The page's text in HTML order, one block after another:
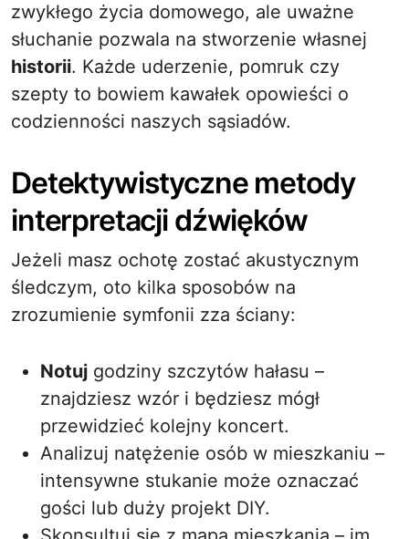
zwykłego życia domowego, ale uważne
słuchanie pozwala na stworzenie własnej
historii. Każde uderzenie, pomruk czy
szepty to bowiem kawałek opowieści o
codzienności naszych sąsiadów.
Detektywistyczne metody
interpretacji dźwięków
Jeżeli masz ochotę zostać akustycznym
śledczym, oto kilka sposobów na
zrozumienie symfonii zza ściany:
Notuj godziny szczytów hałasu –
znajdziesz wzór i będziesz mógł
przewidzieć kolejny koncert.
Analizuj natężenie osób w mieszkaniu –
intensywne stukanie może oznaczać
gości lub duży projekt DIY.